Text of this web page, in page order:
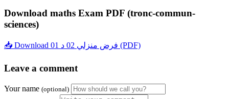
Download maths Exam PDF (tronc-commun-
sciences)
📥 Download فرض منزلي 02 د 01 (PDF)
Leave a comment
Your name (optional)